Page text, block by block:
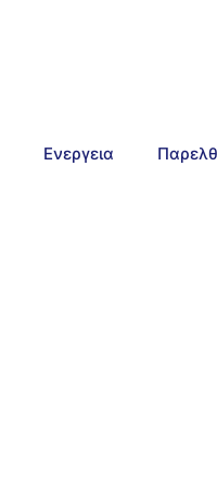
Ενεργεια